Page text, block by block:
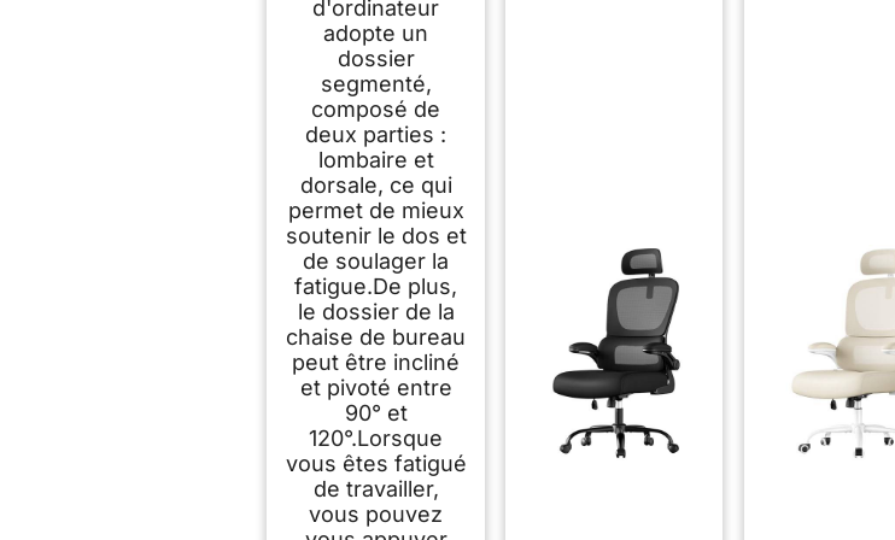
tête
Réglables,Reversibl
e Armrest,Siege en
Maille Respirante
Convient à la
Maison Bureau
,Lecture,Noir
d'ordinateur
adopte un
dossier
segmenté,
composé de
deux parties :
lombaire et
dorsale, ce qui
permet de mieux
soutenir le dos et
de soulager la
fatigue.De plus,
le dossier de la
chaise de bureau
peut être incliné
et pivoté entre
90° et
120°.Lorsque
vous êtes fatigué
de travailler,
vous pouvez